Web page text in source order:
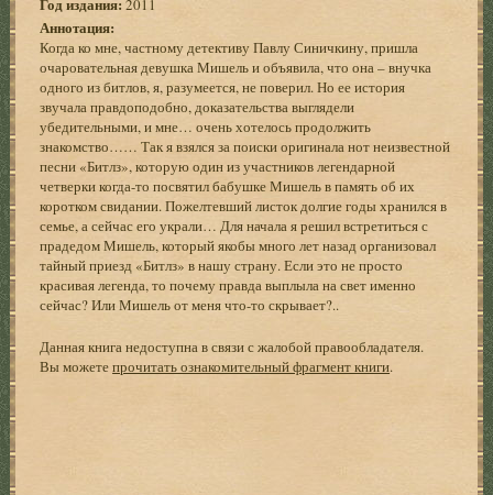
2011
Аннотация:
Когда ко мне, частному детективу Павлу Синичкину, пришла
очаровательная девушка Мишель и объявила, что она – внучка
одного из битлов, я, разумеется, не поверил. Но ее история
звучала правдоподобно, доказательства выглядели
убедительными, и мне… очень хотелось продолжить
знакомство…… Так я взялся за поиски оригинала нот неизвестной
песни «Битлз», которую один из участников легендарной
четверки когда-то посвятил бабушке Мишель в память об их
коротком свидании. Пожелтевший листок долгие годы хранился в
семье, а сейчас его украли… Для начала я решил встретиться с
прадедом Мишель, который якобы много лет назад организовал
тайный приезд «Битлз» в нашу страну. Если это не просто
красивая легенда, то почему правда выплыла на свет именно
сейчас? Или Мишель от меня что-то скрывает?..
Данная книга недоступна в связи с жалобой правообладателя.
Вы можетепрочитать ознакомительный фрагмент книги.